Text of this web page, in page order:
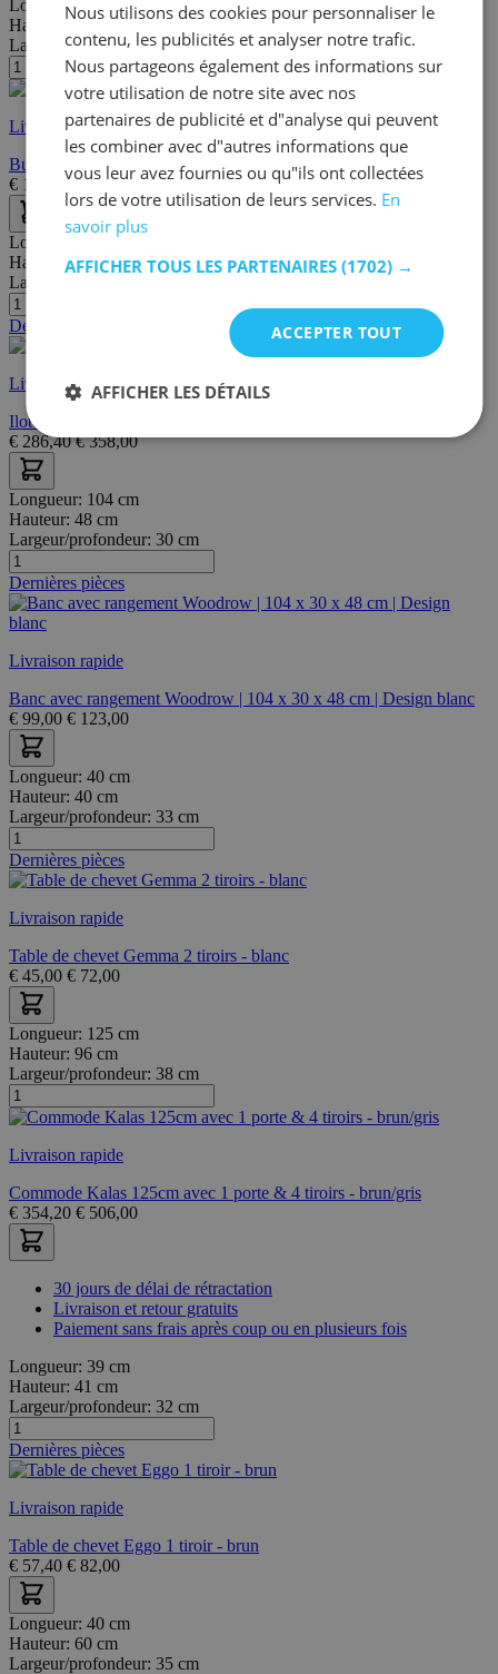
Longueur:
123 cm
Hauteur:77 cm
Largeur/profondeur:50 cm
Livraison rapide
Bureau Adriano 123cm avec 3 tiroirs - blanc
€ 129,00 €149,00
Longueur:
122 cm
Hauteur:94 cm
Largeur/profondeur:
Dernières pièces
Livraison rapide
Ilot de cuisine Chili | 122,7 x 70,1 x 94 cm | Chêne noir
€ 286,40 €358,00
Longueur: 104 cm
Hauteur: 48 cm
Largeur/profondeur: 30 cm
Dernières pièces
Livraison rapide
Banc avec rangement Woodrow | 104 x 30 x 48 cm | Design blanc
€ 99,00 € 123,00
Longueur: 40 cm
Hauteur: 40 cm
Largeur/profondeur: 33 cm
Dernières pièces
Livraison rapide
Table de chevet Gemma 2 tiroirs - blanc
€ 45,00 € 72,00
Longueur: 125 cm
Hauteur: 96 cm
Largeur/profondeur: 38 cm
Livraison rapide
Commode Kalas 125cm avec 1 porte & 4 tiroirs - brun/gris
€ 354,20 € 506,00
30 jours de délai de rétractation
Livraison et retour gratuits
Paiement sans frais après coup ou en plusieurs fois
Longueur: 39 cm
Hauteur: 41 cm
Largeur/profondeur: 32 cm
Dernières pièces
Livraison rapide
Table de chevet Eggo 1 tiroir - brun
€ 57,40 € 82,00
Longueur: 40 cm
Hauteur: 60 cm
Largeur/profondeur: 35 cm
Nous utilisons des cookies pour personnaliser le
contenu, les publicités et analyser notre trafic.
Nous partageons également des informations sur
votre utilisation de notre site avec nos
partenaires de publicité et d"analyse qui peuvent
les combiner avec d"autres informations que
vous leur avez fournies ou qu"ils ont collectées
lors de votre utilisation de leurs services. En
savoir plus
AFFICHER TOUS LES PARTENAIRES (1702) →
ACCEPTER TOUT
AFFICHER LES DÉTAILS